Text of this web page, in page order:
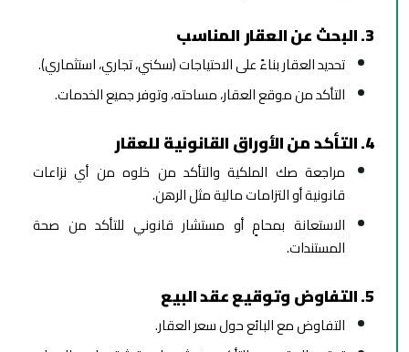
3. البحث عن العقار المناسب
تحديد العقار بناءً على الاحتياجات (سكني، تجاري، استثماري).
التأكد من موقع العقار، مساحته، وتوفر جميع الخدمات.
4. التأكد من الأوراق القانونية للعقار
مراجعة صك الملكية والتأكد من خلوه من أي نزاعات
قانونية أو التزامات مالية مثل الرهن.
الاستعانة بمحامٍ أو مستشار قانوني للتأكد من صحة
المستندات.
5. التفاوض وتوقيع عقد البيع
التفاوض مع البائع حول سعر العقار.